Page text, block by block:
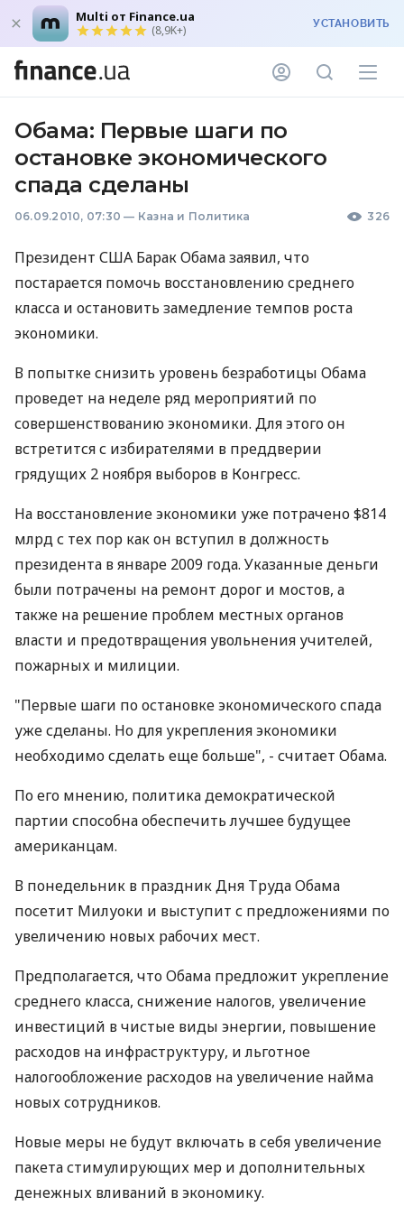
Multi от Finance.ua
(8,9K+) УСТАНОВИТЬ
Обама: Первые шаги по
остановке экономического
спада сделаны
06.09.2010, 07:30 — Казна и Политика 326
Президент США Барак Обама заявил, что
постарается помочь восстановлению среднего
класса и остановить замедление темпов роста
экономики.
В попытке снизить уровень безработицы Обама
проведет на неделе ряд мероприятий по
совершенствованию экономики. Для этого он
встретится с избирателями в преддверии
грядущих 2 ноября выборов в Конгресс.
На восстановление экономики уже потрачено $814
млрд с тех пор как он вступил в должность
президента в январе 2009 года. Указанные деньги
были потрачены на ремонт дорог и мостов, а
также на решение проблем местных органов
власти и предотвращения увольнения учителей,
пожарных и милиции.
"Первые шаги по остановке экономического спада
уже сделаны. Но для укрепления экономики
необходимо сделать еще больше", - считает Обама.
По его мнению, политика демократической
партии способна обеспечить лучшее будущее
американцам.
В понедельник в праздник Дня Труда Обама
посетит Милуоки и выступит с предложениями по
увеличению новых рабочих мест.
Предполагается, что Обама предложит укрепление
среднего класса, снижение налогов, увеличение
инвестиций в чистые виды энергии, повышение
расходов на инфраструктуру, и льготное
налогообложение расходов на увеличение найма
новых сотрудников.
Новые меры не будут включать в себя увеличение
пакета стимулирующих мер и дополнительных
денежных вливаний в экономику.